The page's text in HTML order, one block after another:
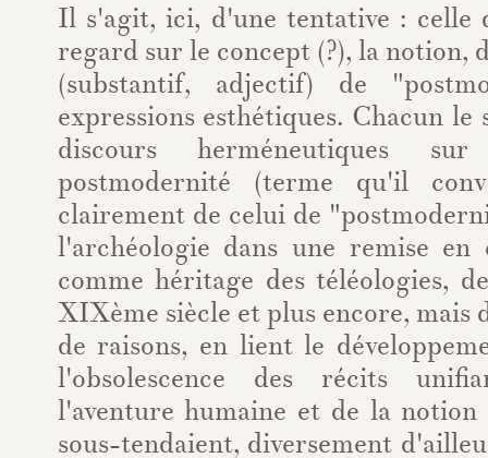
Il s'agit, ici, d'une tentative : celle
regard sur le concept (?), la notion,
(substantif, adjectif) de
expressions esthétiques. Chacun
discours herméneutiques
postmodernité (terme qu'il
clairement de celui de
l'archéologie dans une remise en
comme héritage des téléologies,
XIXème siècle et plus encore, mais
de raisons, en lient le
l'obsolescence des récits
l'aventure humaine et de la
sous-tendaient, diversement